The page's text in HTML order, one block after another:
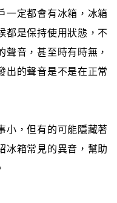
一定都會有冰箱，冰箱
都是保持使用狀態，不
聲音，甚至時有時無，
出的聲音是不是在正常
小，但有的可能隱藏著
冰箱常見的異音，幫助